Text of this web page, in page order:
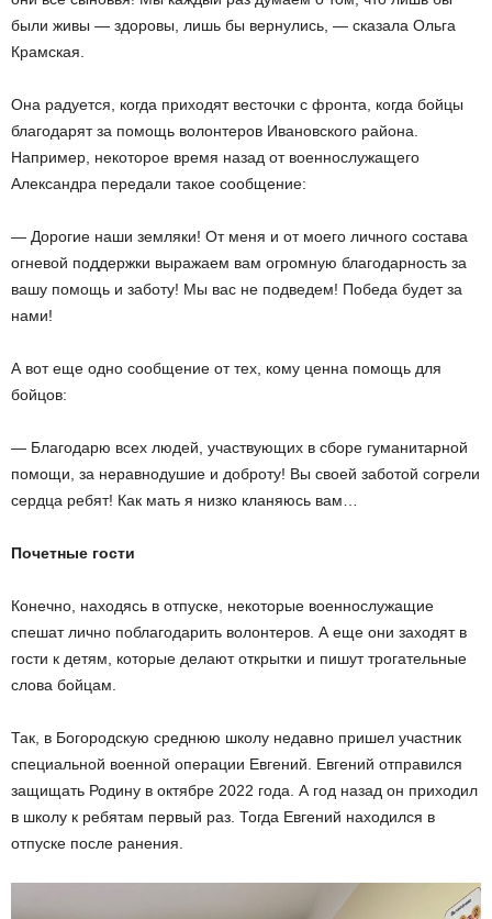
были живы — здоровы, лишь бы вернулись, — сказала Ольга
Крамская.
Она радуется, когда приходят весточки с фронта, когда бойцы
благодарят за помощь волонтеров Ивановского района.
Например, некоторое время назад от военнослужащего
Александра передали такое сообщение:
— Дорогие наши земляки! От меня и от моего личного состава
огневой поддержки выражаем вам огромную благодарность за
вашу помощь и заботу! Мы вас не подведем! Победа будет за
нами!
А вот еще одно сообщение от тех, кому ценна помощь для
бойцов:
— Благодарю всех людей, участвующих в сборе гуманитарной
помощи, за неравнодушие и доброту! Вы своей заботой согрели
сердца ребят! Как мать я низко кланяюсь вам…
Почетные гости
Конечно, находясь в отпуске, некоторые военнослужащие
спешат лично поблагодарить волонтеров. А еще они заходят в
гости к детям, которые делают открытки и пишут трогательные
слова бойцам.
Так, в Богородскую среднюю школу недавно пришел участник
специальной военной операции Евгений. Евгений отправился
защищать Родину в октябре 2022 года. А год назад он приходил
в школу к ребятам первый раз. Тогда Евгений находился в
отпуске после ранения.